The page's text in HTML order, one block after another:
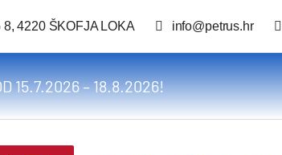
4220 ŠKOFJA LOKA info@petrus.hr
15.7.2026 – 18.8.2026!